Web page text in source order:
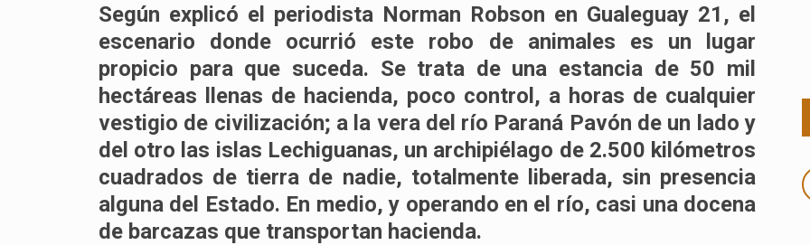
Según explicó el periodista Norman Robson en Gualeguay 21, el
escenario donde ocurrió este robo de animales es un lugar
propicio para que suceda. Se trata de una estancia de 50 mil
hectáreas llenas de hacienda, poco control, a horas de cualquier
vestigio de civilización; a la vera del río Paraná Pavón de un lado y
del otro las islas Lechiguanas, un archipiélago de 2.500 kilómetros
cuadrados de tierra de nadie, totalmente liberada, sin presencia
alguna del Estado. En medio, y operando en el río, casi una docena
de barcazas que transportan hacienda.